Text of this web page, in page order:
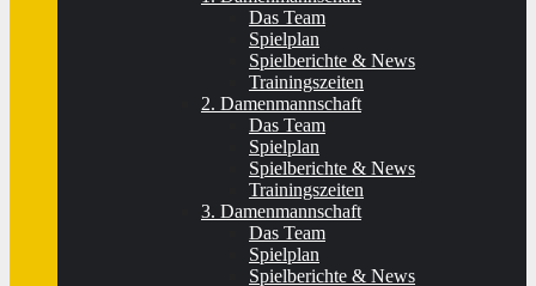
Das Team
Spielplan
Spielberichte & News
Trainingszeiten
2. Damenmannschaft
Das Team
Spielplan
Spielberichte & News
Trainingszeiten
3. Damenmannschaft
Das Team
Spielplan
Spielberichte & News